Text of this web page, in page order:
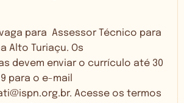
vaga para Assessor Técnico para
Alto Turiaçu. Os
devem enviar o currículo até 30
para o e-mail
. Acesse os termos